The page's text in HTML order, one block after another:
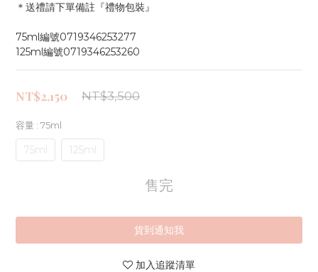
＊送禮請下單備註『禮物包裝』
75ml編號0719346253277
125ml編號0719346253260
NT$3,500
NT$2,150
容量 : 75ml
75ml 125ml
售完
貨到通知我
加入追蹤清單